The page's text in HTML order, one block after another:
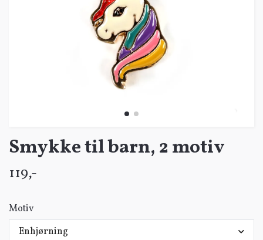
Smykke til barn, 2 motiv
119,-
Motiv
Enhjørning